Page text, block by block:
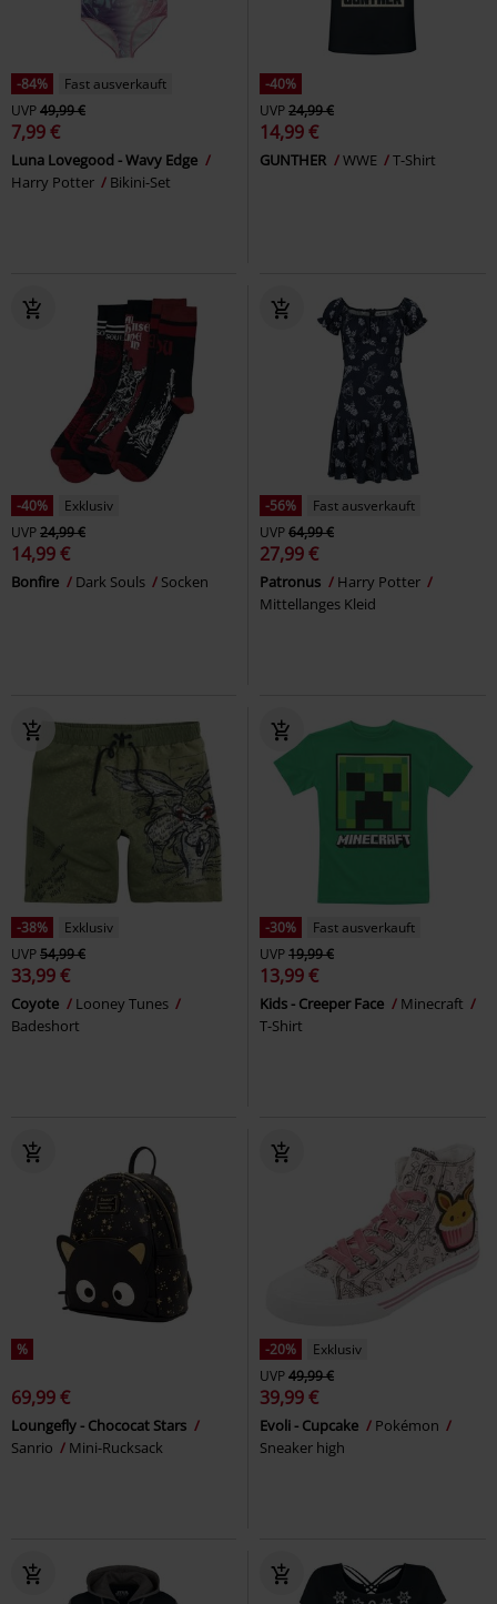
-84%
Fast ausverkauft
UVP49,99 €
7,99 €
Luna Lovegood - Wavy Edge
Harry Potter
Bikini-Set
-40%
UVP24,99 €
14,99 €
GUNTHER WWE T-Shirt
-40%
Exklusiv
UVP24,99 €
14,99 €
Bonfire Dark Souls Socken
-56%
Fast ausverkauft
UVP64,99 €
27,99 €
Patronus
Harry Potter
Mittellanges Kleid
-38%
Exklusiv
UVP54,99 €
33,99 €
Coyote
Looney Tunes
Badeshort
-30%
Fast ausverkauft
UVP19,99 €
13,99 €
Kids - Creeper Face
Minecraft
T-Shirt
%
69,99 €
Loungefly - Chococat Stars
Sanrio
Mini-Rucksack
-20%
Exklusiv
UVP49,99 €
39,99 €
Evoli - Cupcake
Pokémon
Sneaker high